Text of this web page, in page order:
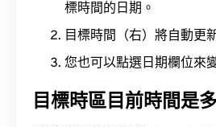
標時間的日期。
目標時間（右）將自動更
您也可以點選日期欄位來
目標時區目前時間是